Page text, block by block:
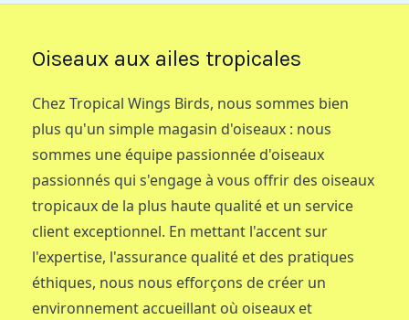
Oiseaux aux ailes tropicales
Chez Tropical Wings Birds, nous sommes bien
plus qu'un simple magasin d'oiseaux : nous
sommes une équipe passionnée d'oiseaux
passionnés qui s'engage à vous offrir des oiseaux
tropicaux de la plus haute qualité et un service
client exceptionnel. En mettant l'accent sur
l'expertise, l'assurance qualité et des pratiques
éthiques, nous nous efforçons de créer un
environnement accueillant où oiseaux et